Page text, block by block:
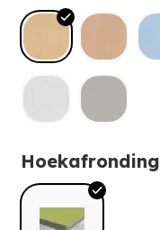
Hoekafronding